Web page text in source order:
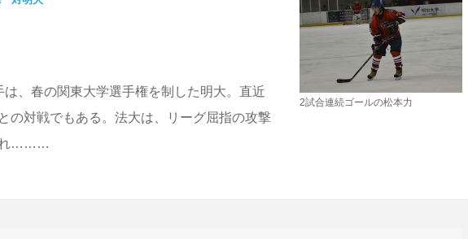
、春の関東大学選手権を制した明大。直近
の対戦でもある。法大は、リーグ屈指の攻撃
れ………
2試合連続ゴールの松本力